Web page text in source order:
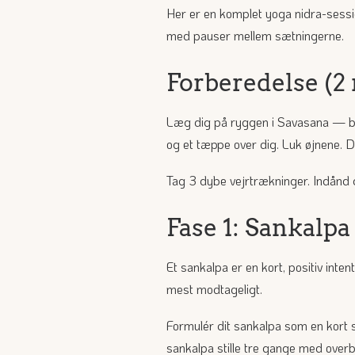
Her er en komplet yoga nidra-
med pauser mellem sætningerne.
Forberedelse
Læg dig på ryggen i Savasana —
og et tæppe over dig. Luk
Tag 3 dybe vejrtrækninger.
Fase 1:
Et sankalpa er en kort, positiv
mest modtageligt.
Formulér dit sankalpa som en kort
sankalpa stille tre gange med